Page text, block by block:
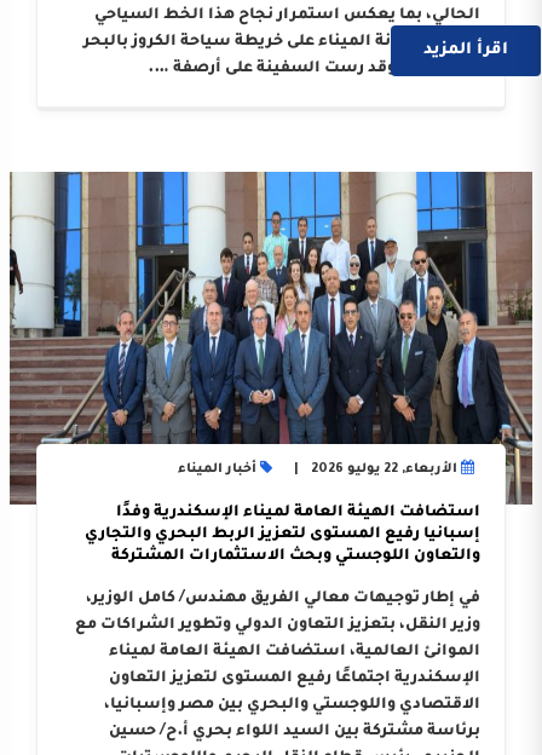
الحالي، بما يعكس استمرار نجاح هذا الخط السياحي
وترسيخ مكانة الميناء على خريطة سياحة الكروز بالبحر
المتوسط. وقد رست السفينة على أرصفة ….
اقرأ المزيد
الأربعاء, 22 يوليو 2026 أخبار الميناء
استضافت الهيئة العامة لميناء الإسكندرية وفدًا
إسبانيا رفيع المستوى لتعزيز الربط البحري والتجاري
والتعاون اللوجستي وبحث الاستثمارات المشتركة
في إطار توجيهات معالي الفريق مهندس/ كامل الوزير،
وزير النقل، بتعزيز التعاون الدولي وتطوير الشراكات مع
الموانئ العالمية، استضافت الهيئة العامة لميناء
الإسكندرية اجتماعًا رفيع المستوى لتعزيز التعاون
الاقتصادي واللوجستي والبحري بين مصر وإسبانيا،
برئاسة مشتركة بين السيد اللواء بحري أ.ح/ حسين